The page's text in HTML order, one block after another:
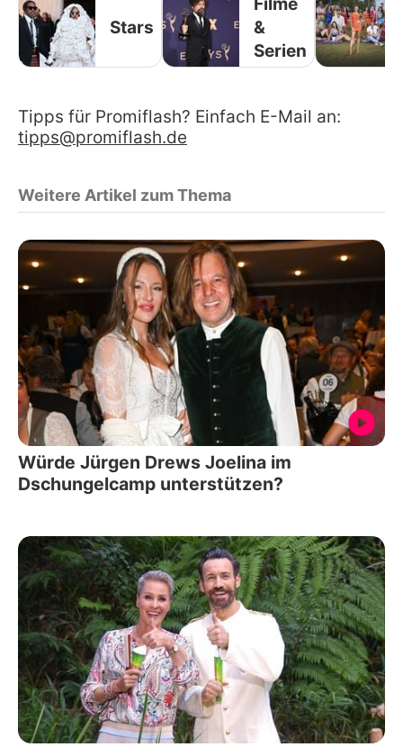
Stars
Filme
&
Serien
Tipps für Promiflash? Einfach E-Mail an:
tipps@promiflash.de
Weitere Artikel zum Thema
Würde Jürgen Drews Joelina im
Dschungelcamp unterstützen?